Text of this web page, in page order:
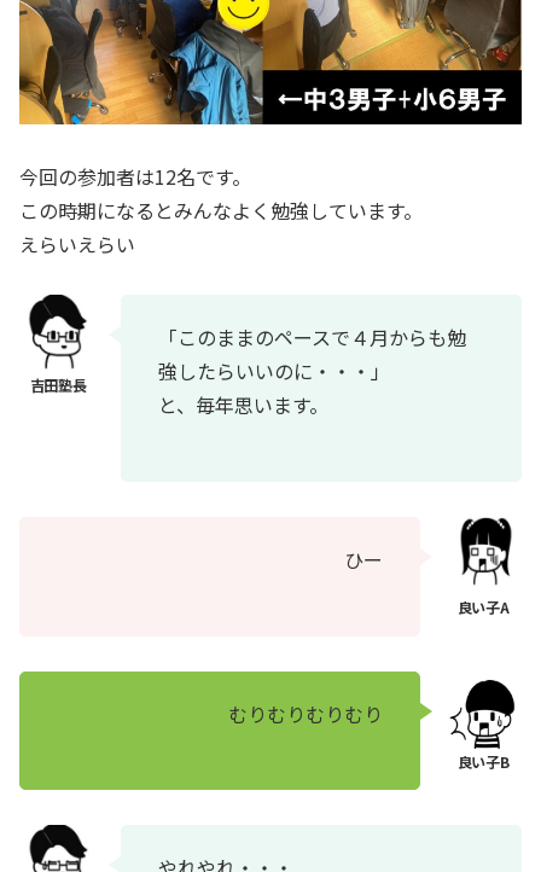
今回の参加者は12名です。
この時期になるとみんなよく勉強しています。
えらいえらい
「このままのペースで４月からも勉
強したらいいのに・・・」
と、毎年思います。
ひー
むりむりむりむり